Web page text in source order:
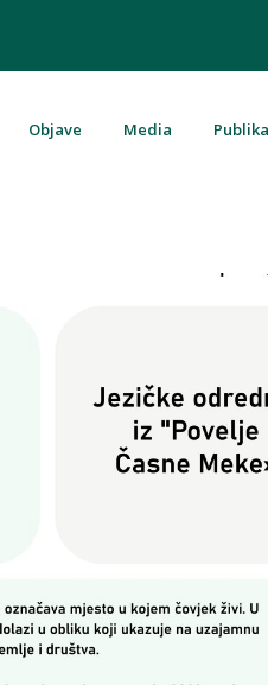
Objave Media